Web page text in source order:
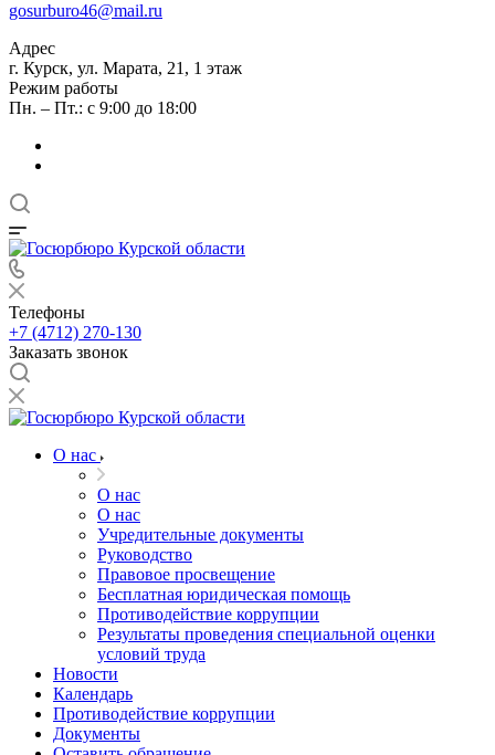
gosurburo46@mail.ru
Адрес
г. Курск, ул. Марата, 21, 1 этаж
Режим работы
Пн. – Пт.: с 9:00 до 18:00
Телефоны
+7 (4712) 270-130
Заказать звонок
О нас
О нас
О нас
Учредительные документы
Руководство
Правовое просвещение
Бесплатная юридическая помощь
Противодействие коррупции
Результаты проведения специальной оценки
условий труда
Новости
Календарь
Противодействие коррупции
Документы